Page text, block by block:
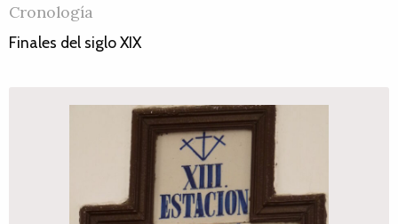
Cronología
Finales del siglo XIX